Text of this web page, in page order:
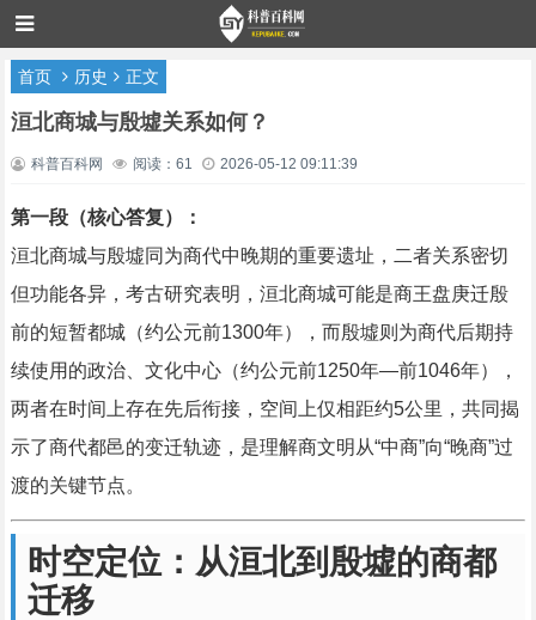
首页 历史 正文
洹北商城与殷墟关系如何？
科普百科网 阅读：61 2026-05-12 09:11:39
第一段（核心答复）：
洹北商城与殷墟同为商代中晚期的重要遗址，二者关系密切
但功能各异，考古研究表明，洹北商城可能是商王盘庚迁殷
前的短暂都城（约公元前1300年），而殷墟则为商代后期持
续使用的政治、文化中心（约公元前1250年—前1046年），
两者在时间上存在先后衔接，空间上仅相距约5公里，共同揭
示了商代都邑的变迁轨迹，是理解商文明从“中商”向“晚商”过
渡的关键节点。
时空定位：从洹北到殷墟的商都
迁移